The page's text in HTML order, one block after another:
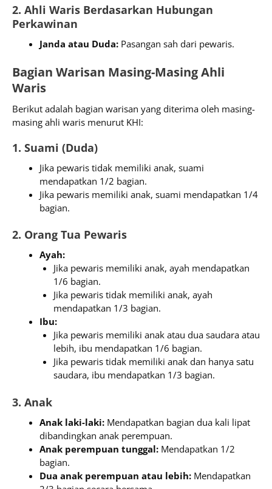
2. Ahli Waris Berdasarkan Hubungan
Perkawinan
Janda atau Duda: Pasangan sah dari pewaris.
Bagian Warisan Masing-Masing Ahli
Waris
Berikut adalah bagian warisan yang diterima oleh masing-
masing ahli waris menurut KHI:
1. Suami (Duda)
Jika pewaris tidak memiliki anak, suami
mendapatkan 1/2 bagian.
Jika pewaris memiliki anak, suami mendapatkan 1/4
bagian.
2. Orang Tua Pewaris
Ayah:
Jika pewaris memiliki anak, ayah mendapatkan
1/6 bagian.
Jika pewaris tidak memiliki anak, ayah
mendapatkan 1/3 bagian.
Ibu:
Jika pewaris memiliki anak atau dua saudara atau
lebih, ibu mendapatkan 1/6 bagian.
Jika pewaris tidak memiliki anak dan hanya satu
saudara, ibu mendapatkan 1/3 bagian.
3. Anak
Anak laki-laki: Mendapatkan bagian dua kali lipat
dibandingkan anak perempuan.
Anak perempuan tunggal: Mendapatkan 1/2
bagian.
Dua anak perempuan atau lebih: Mendapatkan